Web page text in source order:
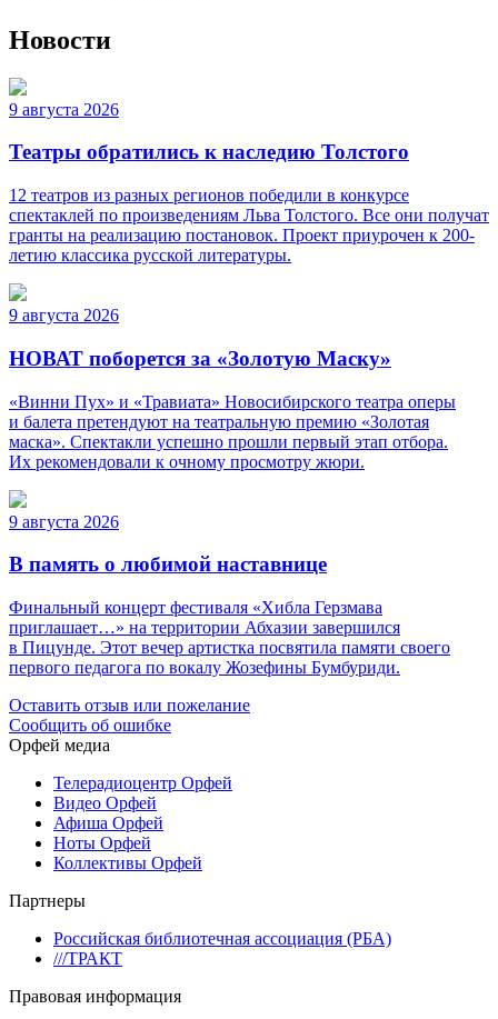
Новости
9 августа 2026
Театры обратились к наследию Толстого
12 театров из разных регионов победили в конкурсе
спектаклей по произведениям Льва Толстого. Все они получат
гранты на реализацию постановок. Проект приурочен к 200-
летию классика русской литературы.
9 августа 2026
НОВАТ поборется за «Золотую Маску»
«Винни Пух» и «Травиата» Новосибирского театра оперы
и балета претендуют на театральную премию «Золотая
маска». Спектакли успешно прошли первый этап отбора.
Их рекомендовали к очному просмотру жюри.
9 августа 2026
В память о любимой наставнице
Финальный концерт фестиваля «Хибла Герзмава
приглашает…» на территории Абхазии завершился
в Пицунде. Этот вечер артистка посвятила памяти своего
первого педагога по вокалу Жозефины Бумбуриди.
Оставить отзыв или пожелание
Сообщить об ошибке
Орфей медиа
Телерадиоцентр Орфей
Видео Орфей
Афиша Орфей
Ноты Орфей
Коллективы Орфей
Партнеры
Российская библиотечная ассоциация (РБА)
///ТРАКТ
Правовая информация